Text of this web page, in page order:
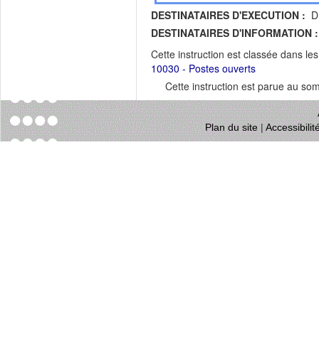
DESTINATAIRES D'EXECUTION :
DESTINATAIRES D'INFORMATION :
Cette instruction est classée dans
10030 - Postes ouverts
Cette instruction est parue au
Plan du site|